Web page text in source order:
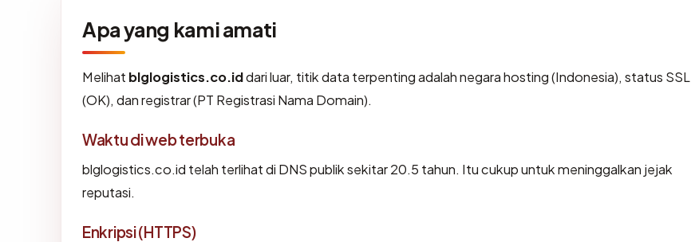
Apa yang kami amati
Melihat blglogistics.co.iddari luar, titik data terpenting adalah negara hosting (Indonesia), status SSL
(OK), dan registrar (PT Registrasi Nama Domain).
Waktu di web terbuka
blglogistics.co.id telah terlihat di DNS publik sekitar 20.5 tahun. Itu cukup untuk meninggalkan jejak
reputasi.
Enkripsi (HTTPS)